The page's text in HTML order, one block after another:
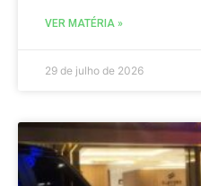
VER MATÉRIA »
29 de julho de 2026